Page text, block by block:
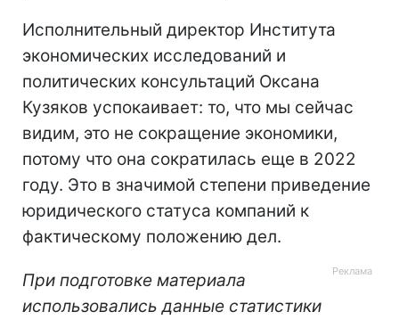
Исполнительный директор Института
экономических исследований и
политических консультаций Оксана
Кузяков успокаивает: то, что мы сейчас
видим, это не сокращение экономики,
потому что она сократилась еще в 2022
году. Это в значимой степени приведение
юридического статуса компаний к
фактическому положению дел.
При подготовке материала
использовались данные статистики